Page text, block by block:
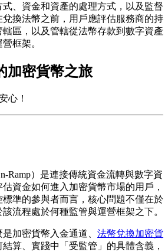
、資金和資產的處理方式，以及監督
換法幣之前，用戶應評估服務商的持
區，以及管轄從法幣存款到數字資產
框架。
加密貨幣之旅
心！
Ramp）是連接傳統資金流轉與數字資
資金如何進入加密貨幣市場的用戶，
準的參與者而言，核心問題不僅在於
流程處於何種監管與運營框架之下。
加密貨幣入金通道、 法幣兌換加密貨
算、實踐中「受監管」的具體含義，